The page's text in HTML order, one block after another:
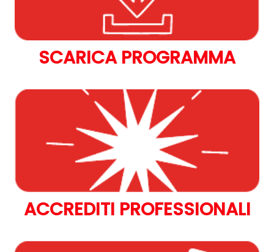
SCARICA PROGRAMMA
ACCREDITI PROFESSIONALI